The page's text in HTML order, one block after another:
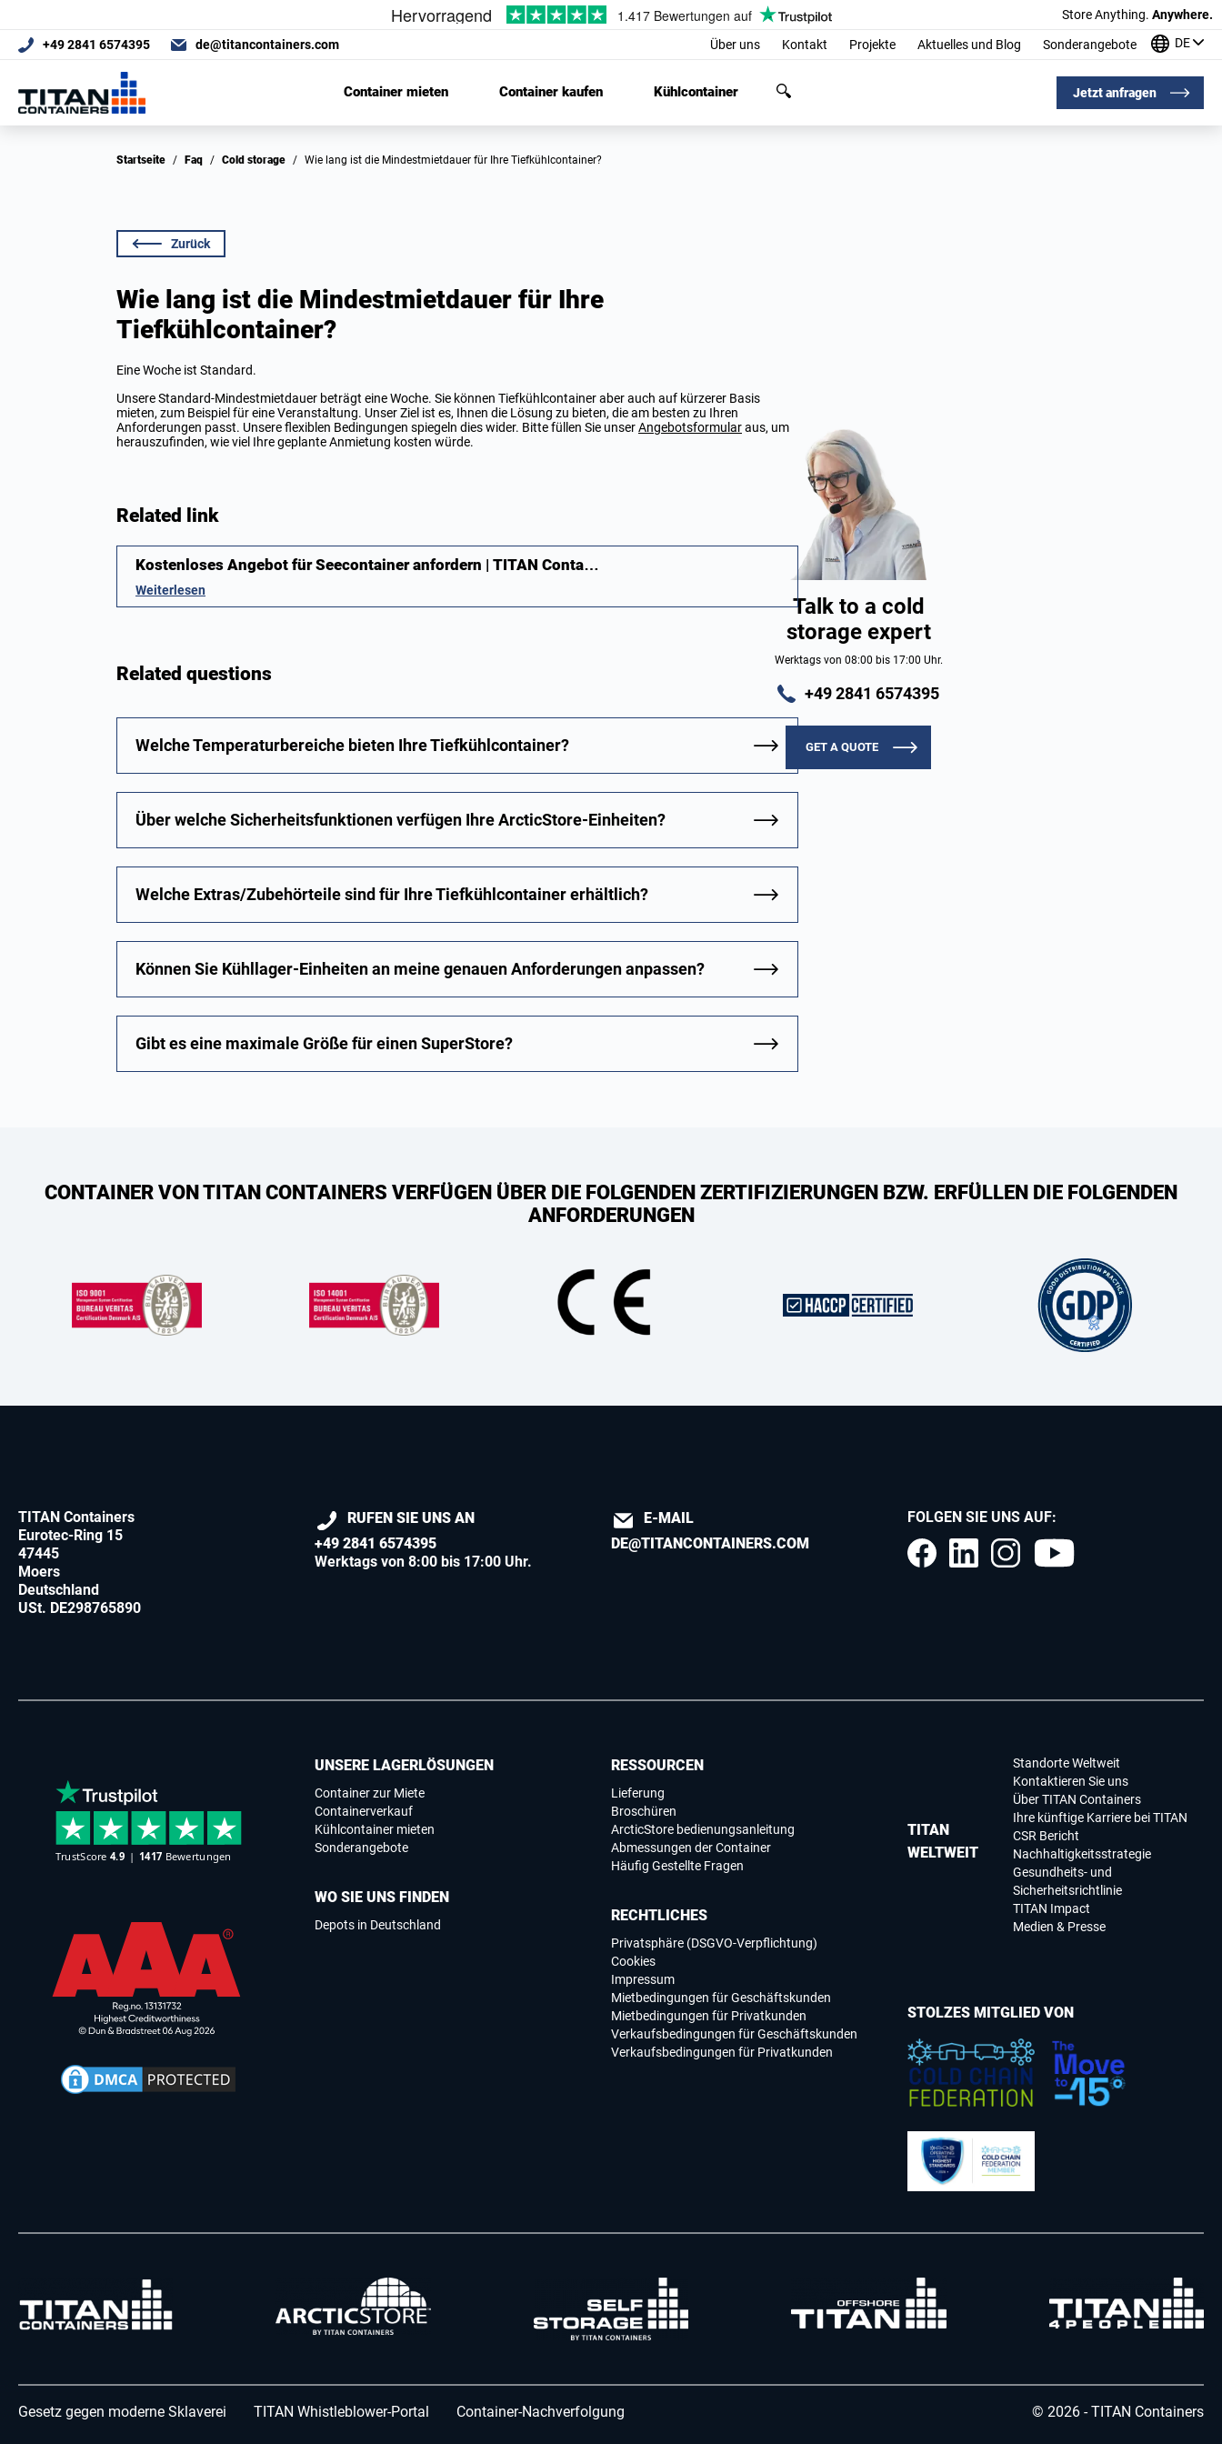
Store Anything. Anywhere.
+49 2841 6574395 de@titancontainers.com Über uns Kontakt Projekte Aktuelles und Blog Sonderangebote DE
Container mieten Container kaufen Kühlcontainer Jetzt anfragen
Startseite / Faq / Cold storage / Wie lang ist die Mindestmietdauer für Ihre Tiefkühlcontainer?
Zurück
Wie lang ist die Mindestmietdauer für Ihre
Tiefkühlcontainer?
Eine Woche ist Standard.
Unsere Standard-Mindestmietdauer beträgt eine Woche. Sie können Tiefkühlcontainer aber auch auf kürzerer Basis
mieten, zum Beispiel für eine Veranstaltung. Unser Ziel ist es, Ihnen die Lösung zu bieten, die am besten zu Ihren
Anforderungen passt. Unsere flexiblen Bedingungen spiegeln dies wider. Bitte füllen Sie unserAngebotsformularaus, um
herauszufinden, wie viel Ihre geplante Anmietung kosten würde.
Related link
Kostenloses Angebot für Seecontainer anfordern | TITAN Conta…
Weiterlesen
Related questions
Welche Temperaturbereiche bieten Ihre Tiefkühlcontainer?
Über welche Sicherheitsfunktionen verfügen Ihre ArcticStore-Einheiten?
Welche Extras/Zubehörteile sind für Ihre Tiefkühlcontainer erhältlich?
Können Sie Kühllager-Einheiten an meine genauen Anforderungen anpassen?
Gibt es eine maximale Größe für einen SuperStore?
Talk to a cold
storage expert
Werktags von 08:00 bis 17:00 Uhr.
+49 2841 6574395
GET A QUOTE
CONTAINER VON TITAN CONTAINERS VERFÜGEN ÜBER DIE FOLGENDEN ZERTIFIZIERUNGEN BZW. ERFÜLLEN DIE FOLGENDEN
ANFORDERUNGEN
TITAN Containers
Eurotec-Ring 15
47445
Moers
Deutschland
USt. DE298765890
RUFEN SIE UNS AN
+49 2841 6574395
Werktags von 8:00 bis 17:00 Uhr.
E-MAIL
DE@TITANCONTAINERS.COM
FOLGEN SIE UNS AUF:
UNSERE LAGERLÖSUNGEN
Container zur Miete
Containerverkauf
Kühlcontainer mieten
Sonderangebote
WO SIE UNS FINDEN
Depots in Deutschland
TITAN
WELTWEIT
Standorte Weltweit
Kontaktieren Sie uns
Über TITAN Containers
Ihre künftige Karriere bei TITAN
CSR Bericht
Nachhaltigkeitsstrategie
Gesundheits- und
Sicherheitsrichtlinie
TITAN Impact
Medien & Presse
RESSOURCEN
Lieferung
Broschüren
ArcticStore bedienungsanleitung
Abmessungen der Container
Häufig Gestellte Fragen
RECHTLICHES
Privatsphäre (DSGVO-Verpflichtung)
Cookies
Impressum
Mietbedingungen für Geschäftskunden
Mietbedingungen für Privatkunden
Verkaufsbedingungen für Geschäftskunden
Verkaufsbedingungen für Privatkunden
STOLZES MITGLIED VON
Gesetz gegen moderne Sklaverei TITAN Whistleblower-Portal Container-Nachverfolgung © 2026 - TITAN Containers